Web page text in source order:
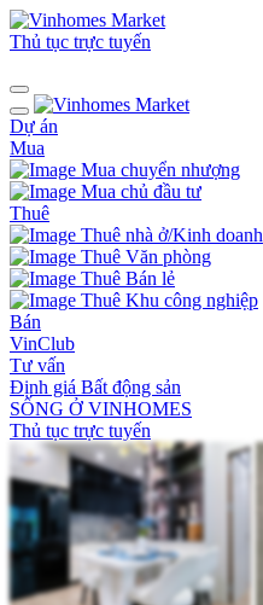
Thủ tục trực tuyến
Dự án
Mua
Mua chuyển nhượng
Mua chủ đầu tư
Thuê
Thuê nhà ở/Kinh doanh
Thuê Văn phòng
Thuê Bán lẻ
Thuê Khu công nghiệp
Bán
VinClub
Tư vấn
Định giá Bất động sản
SỐNG Ở VINHOMES
Thủ tục trực tuyến